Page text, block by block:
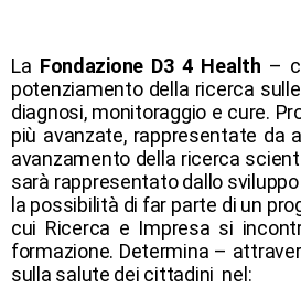
La Fondazione D3 4 Health –
potenziamento della ricerca
diagnosi, monitoraggio e cure.
più avanzate, rappresentate da
avanzamento della ricerca
sarà rappresentato dallo
la possibilità di far parte di un
cui Ricerca e Impresa si
formazione. Determina –
sulla salute dei cittadini nel: